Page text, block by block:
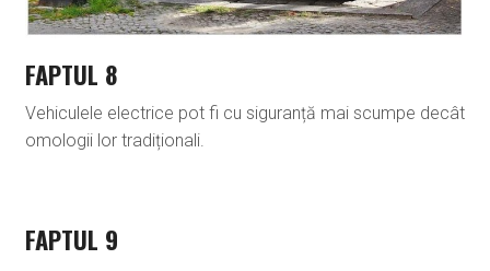
FAPTUL 8
Vehiculele electrice pot fi cu siguranță mai scumpe decât
omologii lor tradiționali.
FAPTUL 9